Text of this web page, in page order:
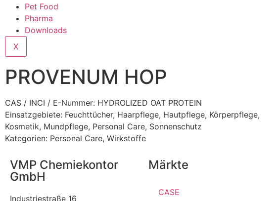
Pet Food
Pharma
Downloads
X
PROVENUM HOP
CAS / INCI / E-Nummer: HYDROLIZED OAT PROTEIN
Einsatzgebiete: Feuchttücher, Haarpflege, Hautpflege, Körperpflege,
Kosmetik, Mundpflege, Personal Care, Sonnenschutz
Kategorien: Personal Care, Wirkstoffe
VMP Chemiekontor
GmbH
Industriestraße 16
Märkte
CASE